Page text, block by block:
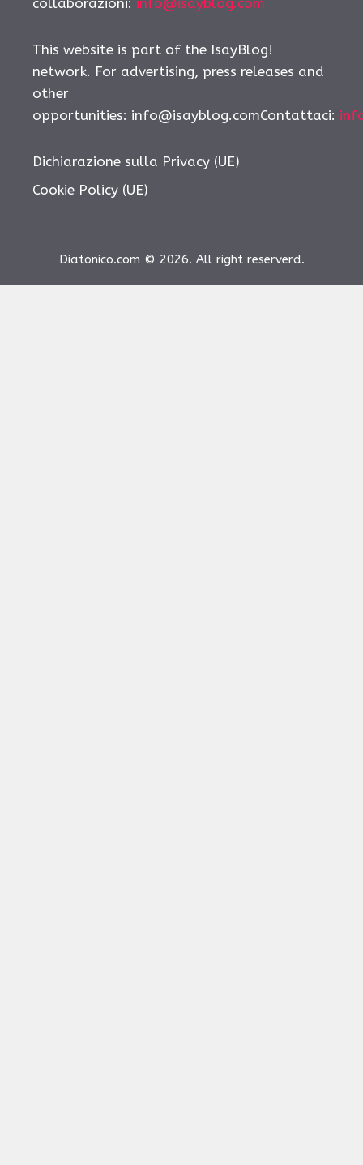
This website is part of the IsayBlog!
network. For advertising, press releases and
other
opportunities: info@isayblog.comContattaci:
Dichiarazione sulla Privacy (UE)
Cookie Policy (UE)
Diatonico.com © 2026. All right reserverd.